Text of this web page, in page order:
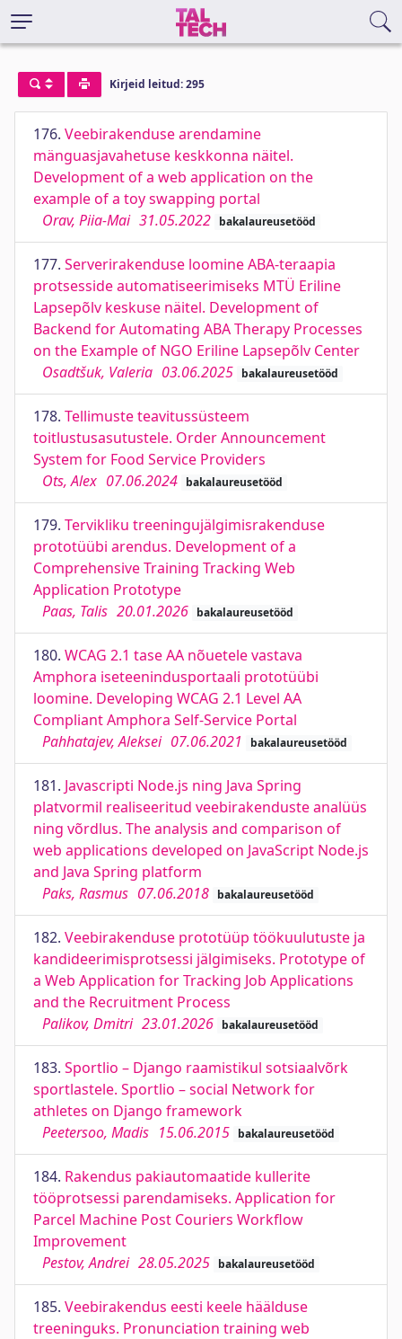
Kirjeid leitud: 295
176. Veebirakenduse arendamine
mänguasjavahetuse keskkonna näitel.
Development of a web application on the
example of a toy swapping portal
Orav, Piia-Mai 31.05.2022 bakalaureusetööd
177. Serverirakenduse loomine ABA-teraapia
protsesside automatiseerimiseks MTÜ Eriline
Lapsepõlv keskuse näitel. Development of
Backend for Automating ABA Therapy Processes
on the Example of NGO Eriline Lapsepõlv Center
Osadtšuk, Valeria 03.06.2025 bakalaureusetööd
178. Tellimuste teavitussüsteem
toitlustusasutustele. Order Announcement
System for Food Service Providers
Ots, Alex 07.06.2024 bakalaureusetööd
179. Tervikliku treeningujälgimisrakenduse
prototüübi arendus. Development of a
Comprehensive Training Tracking Web
Application Prototype
Paas, Talis 20.01.2026 bakalaureusetööd
180. WCAG 2.1 tase AA nõuetele vastava
Amphora iseteenindusportaali prototüübi
loomine. Developing WCAG 2.1 Level AA
Compliant Amphora Self-Service Portal
Pahhatajev, Aleksei 07.06.2021 bakalaureusetööd
181. Javascripti Node.js ning Java Spring
platvormil realiseeritud veebirakenduste analüüs
ning võrdlus. The analysis and comparison of
web applications developed on JavaScript Node.js
and Java Spring platform
Paks, Rasmus 07.06.2018 bakalaureusetööd
182. Veebirakenduse prototüüp töökuulutuste ja
kandideerimisprotsessi jälgimiseks. Prototype of
a Web Application for Tracking Job Applications
and the Recruitment Process
Palikov, Dmitri 23.01.2026 bakalaureusetööd
183. Sportlio – Django raamistikul sotsiaalvõrk
sportlastele. Sportlio – social Network for
athletes on Django framework
Peetersoo, Madis 15.06.2015 bakalaureusetööd
184. Rakendus pakiautomaatide kullerite
tööprotsessi parendamiseks. Application for
Parcel Machine Post Couriers Workflow
Improvement
Pestov, Andrei 28.05.2025 bakalaureusetööd
185. Veebirakendus eesti keele häälduse
treeninguks. Pronunciation training web